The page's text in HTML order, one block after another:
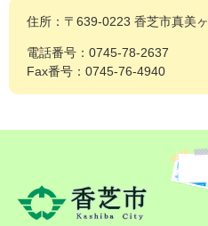
住所：〒639-0223 香芝市真美
電話番号：0745-78-2637
Fax番号：0745-76-4940